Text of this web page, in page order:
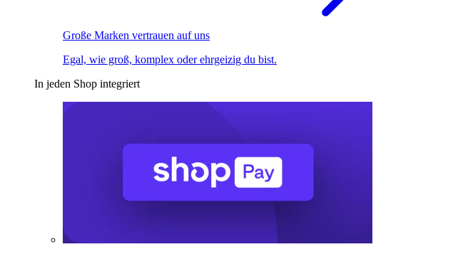
Große Marken vertrauen auf uns
Egal, wie groß, komplex oder ehrgeizig du bist.
In jeden Shop integriert